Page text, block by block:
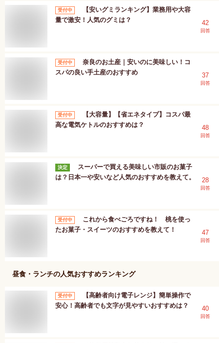
受付中
【安いグミランキング】業務用や大容
量で激安！人気のグミは？
42
回答
受付中
奈良のお土産｜安いのに美味しい！コ
スパの良い手土産のおすすめ
37
回答
受付中
【大容量】【省エネタイプ】コスパ最
高な電気ケトルのおすすめは？
48
回答
決定
スーパーで買える美味しい市販のお菓子
は？日本一や安いなど人気のおすすめを教えて。
28
回答
受付中
これから食べごろですね！ 桃を使っ
たお菓子・スイーツのおすすめを教えて！
47
回答
昼食・ランチの人気おすすめランキング
受付中
【高齢者向け電子レンジ】簡単操作で
安心！高齢者でも文字が見やすいおすすめは？
40
回答